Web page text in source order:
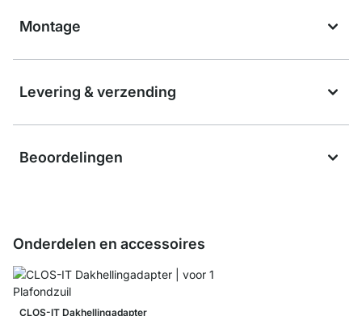
Montage
Levering & verzending
Beoordelingen
Onderdelen en accessoires
CLOS-IT Dakhellingadapter